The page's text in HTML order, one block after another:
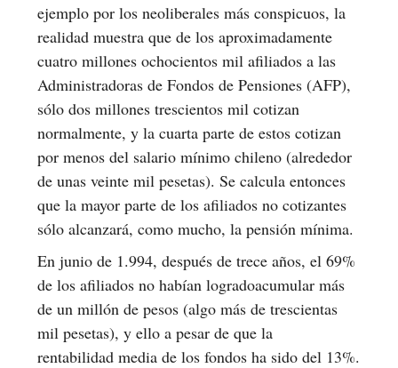
ejemplo por los neoliberales más conspicuos, la
realidad muestra que de los aproximadamente
cuatro millones ochocientos mil afiliados a las
Administradoras de Fondos de Pensiones (AFP),
sólo dos millones trescientos mil cotizan
normalmente, y la cuarta parte de estos cotizan
por menos del salario mínimo chileno (alrededor
de unas veinte mil pesetas). Se calcula entonces
que la mayor parte de los afiliados no cotizantes
sólo alcanzará, como mucho, la pensión mínima.
En junio de 1.994, después de trece años, el 69%
de los afiliados no habían logradoacumular más
de un millón de pesos (algo más de trescientas
mil pesetas), y ello a pesar de que la
rentabilidad media de los fondos ha sido del 13%.